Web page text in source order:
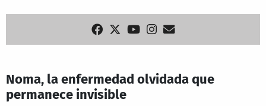
Noma, la enfermedad olvidada que
permanece invisible